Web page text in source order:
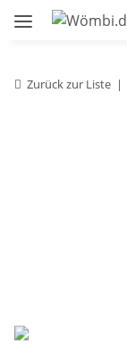
Zurück zur Liste